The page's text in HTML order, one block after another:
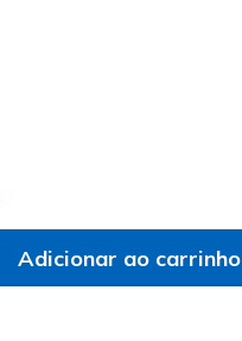
Adicionar ao carrinho